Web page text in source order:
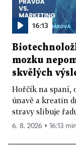
16:13
mozku
skvělých
Hořčík na spaní,
únavě a kreatin
stravy slibuje
6. 8. 2026 ▪ 16:13